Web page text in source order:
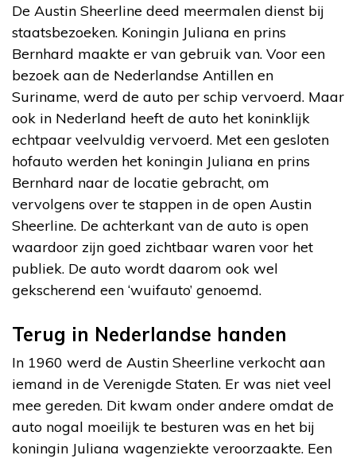
De Austin Sheerline deed meermalen dienst bij
staatsbezoeken. Koningin Juliana en prins
Bernhard maakte er van gebruik van. Voor een
bezoek aan de Nederlandse Antillen en
Suriname, werd de auto per schip vervoerd. Maar
ook in Nederland heeft de auto het koninklijk
echtpaar veelvuldig vervoerd. Met een gesloten
hofauto werden het koningin Juliana en prins
Bernhard naar de locatie gebracht, om
vervolgens over te stappen in de open Austin
Sheerline. De achterkant van de auto is open
waardoor zijn goed zichtbaar waren voor het
publiek. De auto wordt daarom ook wel
gekscherend een ‘wuifauto’ genoemd.
Terug in Nederlandse handen
In 1960 werd de Austin Sheerline verkocht aan
iemand in de Verenigde Staten. Er was niet veel
mee gereden. Dit kwam onder andere omdat de
auto nogal moeilijk te besturen was en het bij
koningin Juliana wagenziekte veroorzaakte. Een